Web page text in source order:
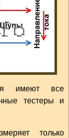
имеют все
тестеры и
только